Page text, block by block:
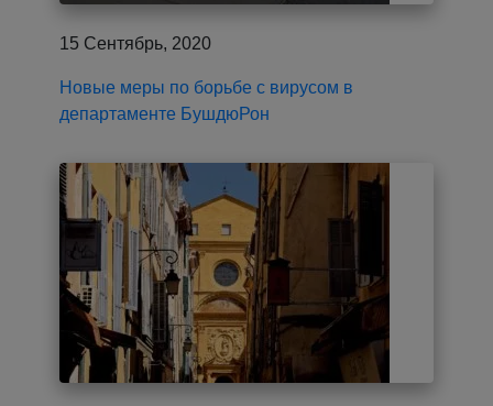
15 Сентябрь, 2020
Новые меры по борьбе с вирусом в
департаменте БушдюРон